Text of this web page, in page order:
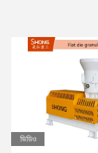
ভিডিও